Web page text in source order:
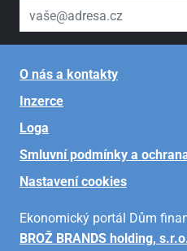
váš email
O nás a kontakty
Inzerce
Loga
Smluvní podmínky a
Nastavení cookies
Ekonomický portál Dům
BROŽ BRANDS holding,